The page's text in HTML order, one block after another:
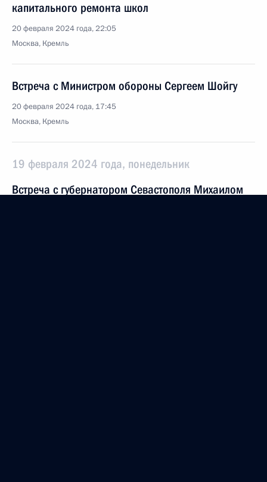
капитального ремонта школ
20 февраля 2024 года, 22:05
Москва, Кремль
Встреча с Министром обороны Сергеем Шойгу
20 февраля 2024 года, 17:45
Москва, Кремль
19 февраля 2024 года, понедельник
Встреча с губернатором Севастополя Михаилом